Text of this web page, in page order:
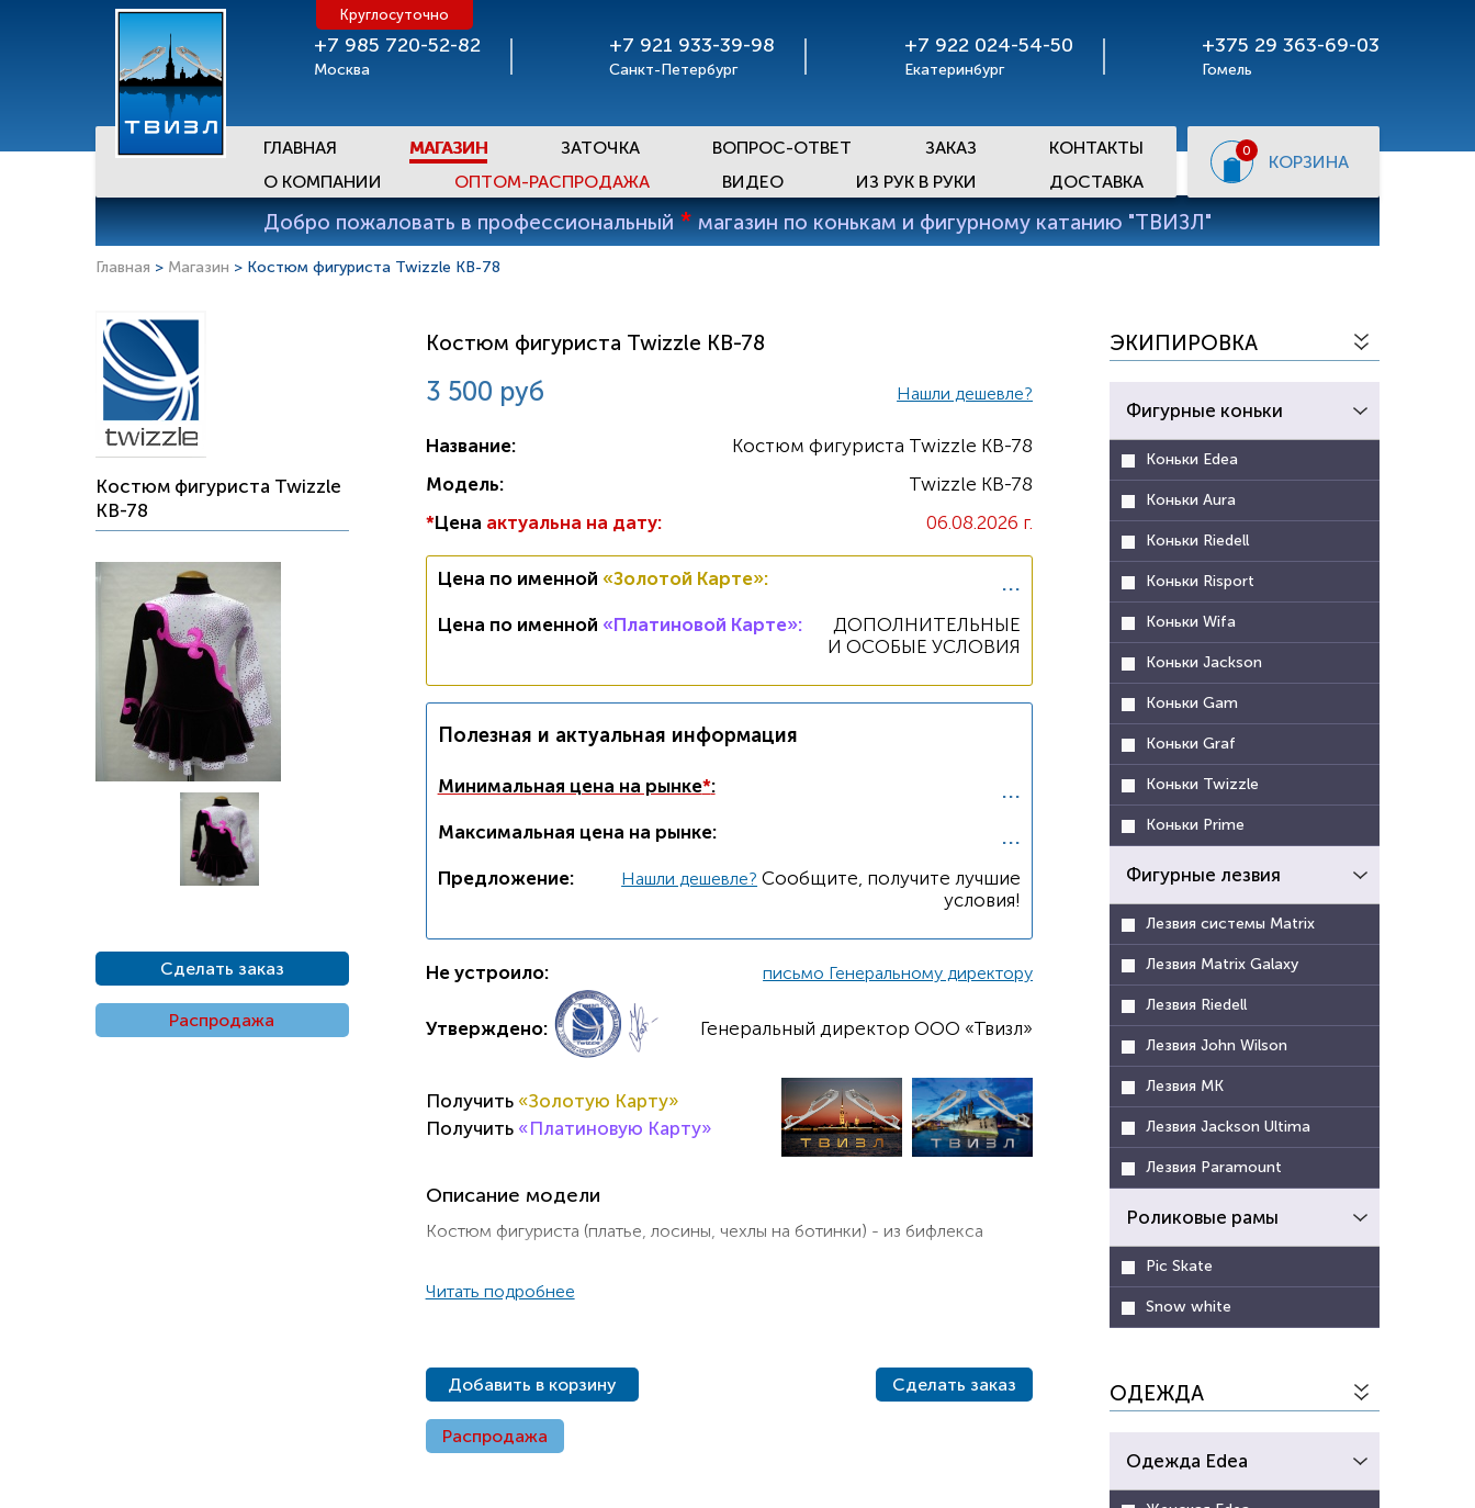
+7 985 720-52-82
Москва
Круглосуточно
+7 921 933-39-98
Санкт-Петербург
+7 922 024-54-50
Екатеринбург
+375 29 363-69-03
Гомель
ГЛАВНАЯ МАГАЗИН ЗАТОЧКА ВОПРОС-ОТВЕТ ЗАКАЗ
КОНТАКТЫ
О КОМПАНИИ
ОПТОМ-РАСПРОДАЖА ВИДЕО ИЗ РУК В РУКИ ДОСТАВКА
0
КОРЗИНА
Добро пожаловать в профессиональный * магазин по конькам и фигурному катанию "ТВИЗЛ"
Главная > Магазин > Костюм фигуриста Twizzle KB-78
Костюм фигуриста Twizzle
KB-78
Сделать заказ
Распродажа
Костюм фигуриста Twizzle KB-78
3 500 руб Нашли дешевле?
Название:
Костюм фигуриста Twizzle KB-78
Модель:
Twizzle KB-78
*Цена актуальна на дату: 06.08.2026 г.
Цена по именной «Золотой Карте»: ...
Цена по именной «Платиновой Карте»:
ДОПОЛНИТЕЛЬНЫЕ
И ОСОБЫЕ УСЛОВИЯ
Полезная и актуальная информация
Минимальная цена на рынке*: ...
Максимальная цена на рынке: ...
Предложение: Нашли дешевле? Cообщите, получите лучшие
условия!
Не устроило: письмо Генеральному директору
Утверждено: Генеральный директор ООО «Твизл»
Получить «Золотую Карту»
Получить «Платиновую Карту»
Описание модели
Костюм фигуриста (платье, лосины, чехлы на ботинки) - из бифлекса
Читать подробнее
Добавить в корзину Сделать заказ
Распродажа
ЭКИПИРОВКА
Фигурные коньки
Коньки Edea
Коньки Aura
Коньки Riedell
Коньки Risport
Коньки Wifa
Коньки Jackson
Коньки Gam
Коньки Graf
Коньки Twizzle
Коньки Prime
Фигурные лезвия
Лезвия системы Matrix
Лезвия Matrix Galaxy
Лезвия Riedell
Лезвия John Wilson
Лезвия MK
Лезвия Jackson Ultima
Лезвия Paramount
Роликовые рамы
Pic Skate
Snow white
ОДЕЖДА
Одежда Edea